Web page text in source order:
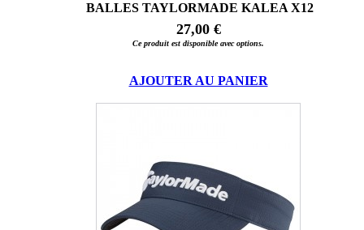
BALLES TAYLORMADE KALEA X12
27,00 €
Ce produit est disponible avec options.
AJOUTER AU PANIER